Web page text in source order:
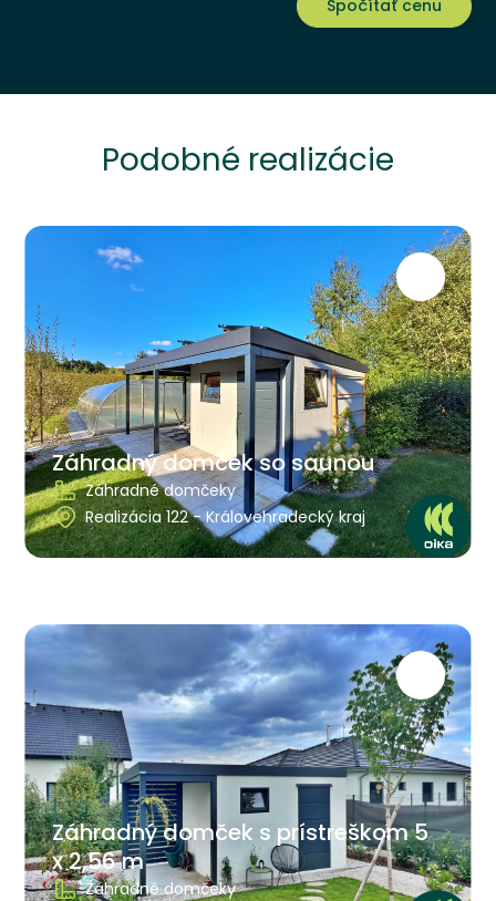
Spočítať cenu
Podobné realizácie
Záhradný domček so saunou
Záhradné domčeky
Realizácia 122 - Královehradecký kraj
Záhradný domček s prístreškom 5
x 2,56 m
Záhradné domčeky